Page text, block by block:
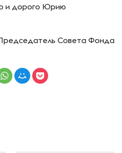
и дорого Юрию
Совета Фонда